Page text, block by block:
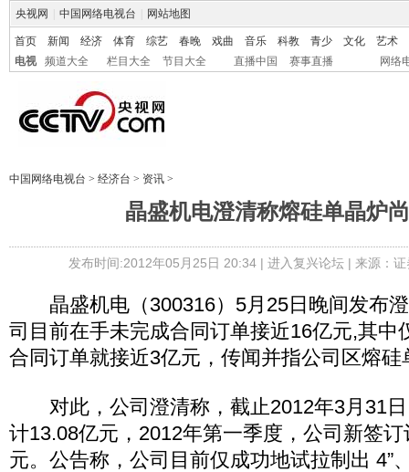
央视网 中国网络电视台 网站地图
首页 新闻 经济 体育 综艺 春晚 戏曲 音乐 科教 青少 文化
艺术
电视
频道大全 栏目大全 节目大全 直播中国 赛事直播 网络
中国网络电视台 > 经济台 > 资讯 >
晶盛机电澄清称熔硅单晶炉
发布时间:2012年05月25日 20:34 | 进入复兴论坛| 来源：
晶盛机电（300316）5月25日晚间发布澄
司目前在手未完成合同订单接近16亿元,其中
合同订单就接近3亿元，传闻并指公司区熔
对此，公司澄清称，截止2012年3月31日
计13.08亿元，2012年第一季度，公司新签
元。公告称，公司目前仅成功地试拉制出 4”